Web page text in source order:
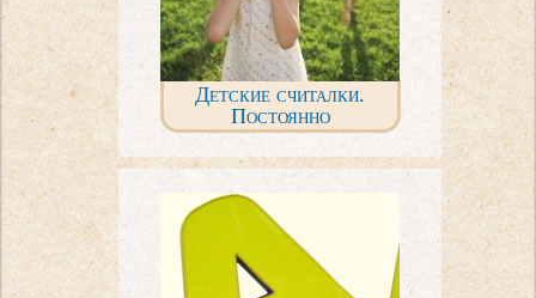
Детские считалки.
Постоянно
пополняемая коллекция